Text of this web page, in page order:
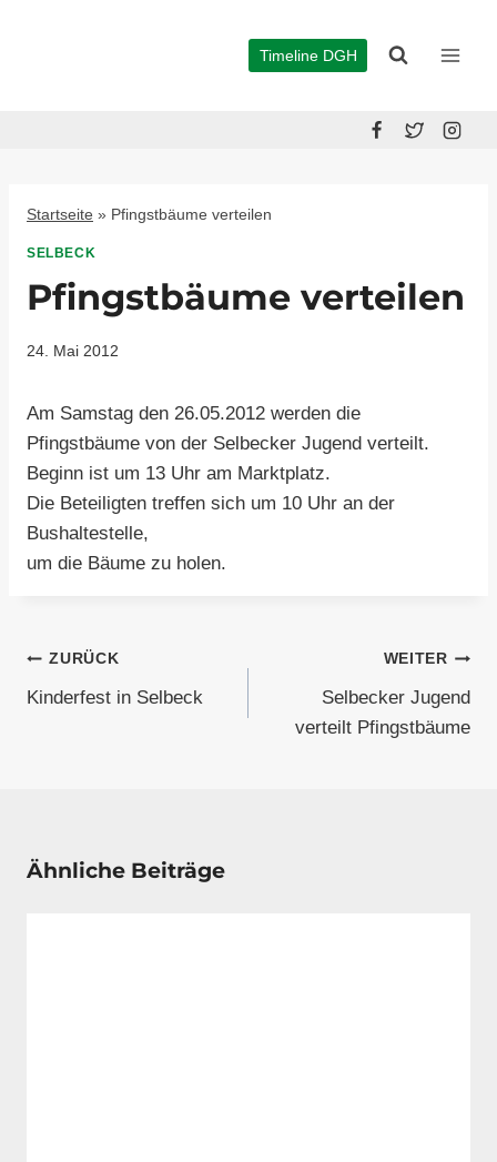
Timeline DGH
Startseite » Pfingstbäume verteilen
SELBECK
Pfingstbäume verteilen
24. Mai 2012
Am Samstag den 26.05.2012 werden die
Pfingstbäume von der Selbecker Jugend verteilt.
Beginn ist um 13 Uhr am Marktplatz.
Die Beteiligten treffen sich um 10 Uhr an der
Bushaltestelle,
um die Bäume zu holen.
Beitragsnavigation
ZURÜCK
Kinderfest in Selbeck
WEITER
Selbecker Jugend
verteilt Pfingstbäume
Ähnliche Beiträge